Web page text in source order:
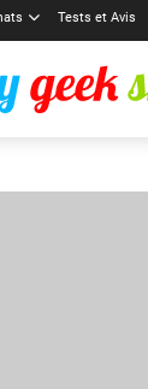
Tests et Avis